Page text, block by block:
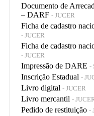
Documento de
– DARF - JUCER
Ficha de cadastro
- JUCER
Ficha de cadastro
- JUCER
Impressão de DARE -
Inscrição Estadual -
Livro digital - JUCER
Livro mercantil -
Pedido de restituição -